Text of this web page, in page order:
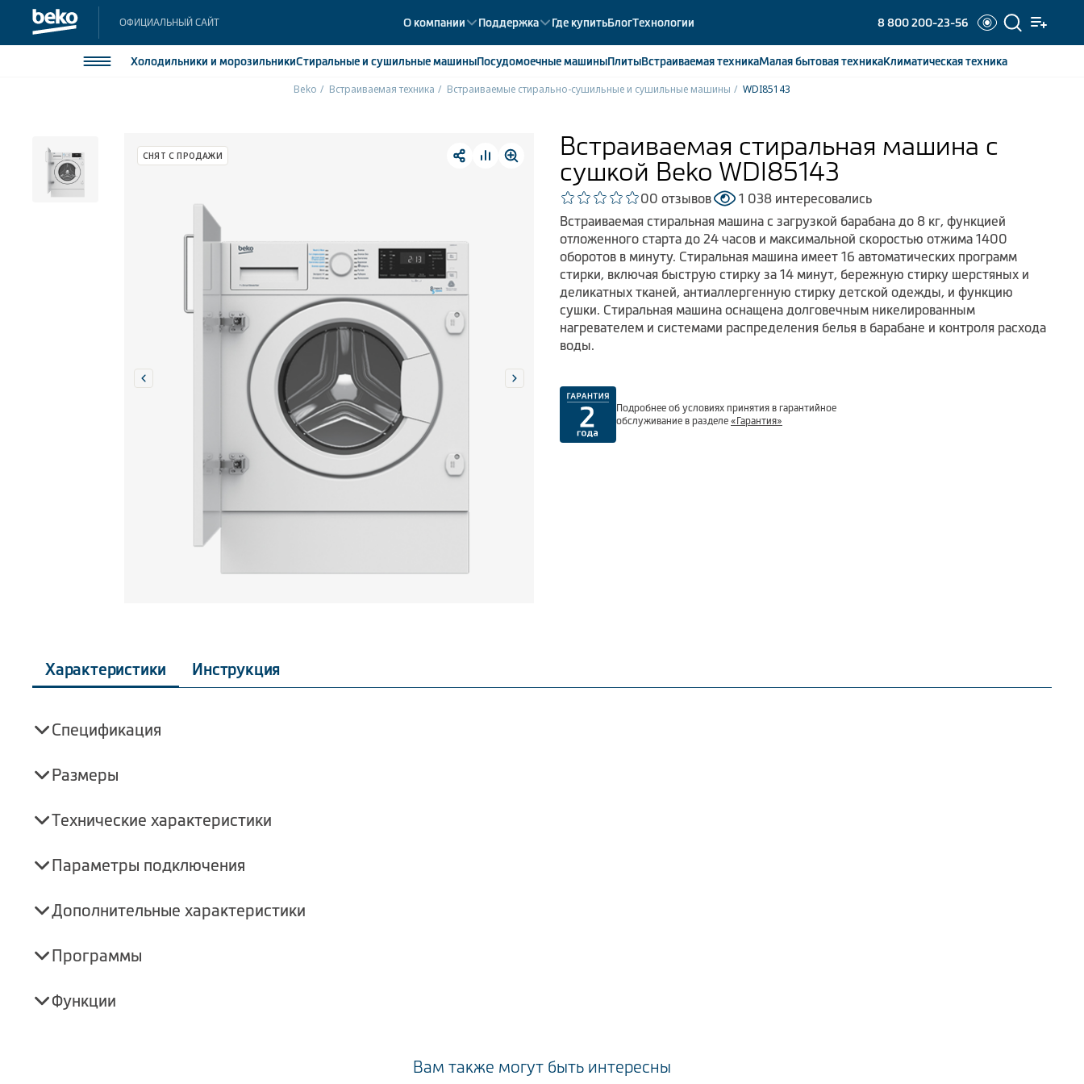
ОФИЦИАЛЬНЫЙ САЙТ О компании Поддержка Где купитьБлогТехнологии 8 800 200-23-56
Холодильники и морозильникиСтиральные и сушильные машиныПосудомоечныемашиныПлитыВстраиваемаятехникаМалая бытоваятехникаКлиматическаятехника
Стиральные и сушильные машины
Посудомоечные машины
Beko Встраиваемая техника Встраиваемые стирально-сушильные и сушильные машины WDI85143
СНЯТ С ПРОДАЖИ
Встраиваемая стиральная машина с
сушкой Beko WDI85143
00 отзывов
1 038 интересовались
Встраиваемая стиральная машина с загрузкой барабана до 8 кг, функцией
отложенного старта до 24 часов и максимальной скоростью отжима 1400
оборотов в минуту. Стиральная машина имеет 16 автоматических программ
стирки, включая быструю стирку за 14 минут, бережную стирку шерстяных и
деликатных тканей, антиаллергенную стирку детской одежды, и функцию
сушки. Стиральная машина оснащена долговечным никелированным
нагревателем и системами распределения белья в барабане и контроля расхода
воды.
Подробнее об условиях принятия в гарантийное
обслуживание в разделе «Гарантия»
Характеристики Инструкция
Спецификация
Размеры
Технические характеристики
Параметры подключения
Дополнительные характеристики
Программы
Функции
Вам также могут быть интересны